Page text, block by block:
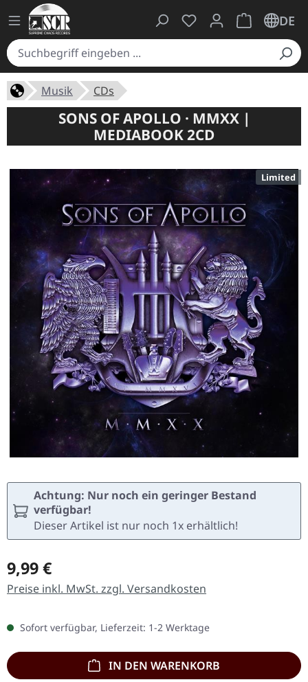
Du hast 0 Produkte
Warenkorb
DE
Musik CDs
SONS OF APOLLO · MMXX |
MEDIABOOK 2CD
Limited
Achtung: Nur noch ein geringer Bestand
verfügbar!
Dieser Artikel ist nur noch 1x erhältlich!
Regulärer Preis:
9,99 €
Preise inkl. MwSt. zzgl. Versandkosten
Sofort verfügbar, Lieferzeit: 1-2 Werktage
IN DEN WARENKORB